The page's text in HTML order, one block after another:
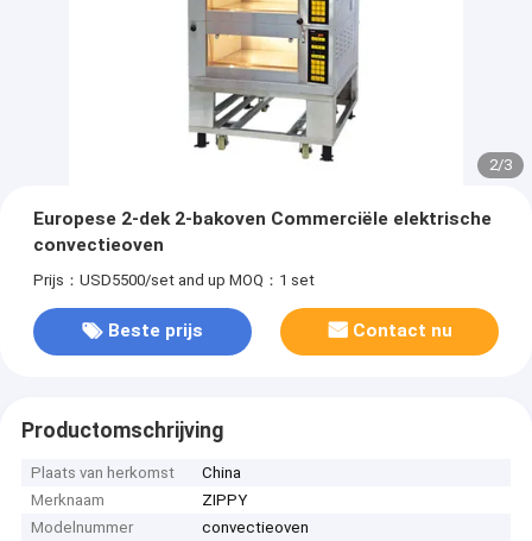
2/3
Europese 2-dek 2-bakoven Commerciële elektrische
convectieoven
Prijs：USD5500/set and up MOQ：1 set
Beste prijs Contact nu
Productomschrijving
Plaats van herkomst
China
Merknaam
ZIPPY
Modelnummer
convectieoven